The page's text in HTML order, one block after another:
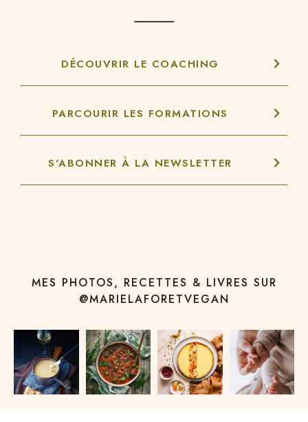
DÉCOUVRIR LE COACHING
PARCOURIR LES FORMATIONS
S'ABONNER À LA NEWSLETTER
MES PHOTOS, RECETTES & LIVRES SUR
@MARIELAFORETVEGAN